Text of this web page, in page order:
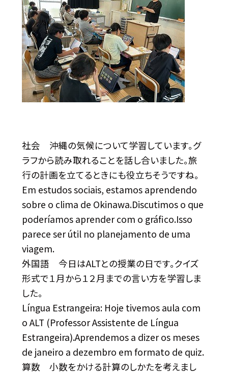
社会 沖縄の気候について学習しています。グ
ラフから読み取れることを話し合いました。旅
行の計画を立てるときにも役立ちそうですね。
Em estudos sociais, estamos aprendendo
sobre o clima de Okinawa.Discutimos o que
poderíamos aprender com o gráfico.Isso
parece ser útil no planejamento de uma
viagem.
外国語 今日はALTとの授業の日です。クイズ
形式で１月から１２月までの言い方を学習しま
した。
Língua Estrangeira: Hoje tivemos aula com
o ALT (Professor Assistente de Língua
Estrangeira).Aprendemos a dizer os meses
de janeiro a dezembro em formato de quiz.
算数 小数をかける計算のしかたを考えまし